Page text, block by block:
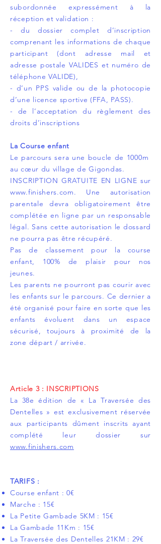
subordonnée expressément à la
réception et validation :
- du dossier complet d’inscription
comprenant les informations de chaque
participant (dont adresse mail et
adresse postale VALIDES et numéro de
téléphone VALIDE),
- d’un PPS valide ou de la photocopie
d’une licence sportive (FFA, PASS).
- de l’acceptation du règlement des
droits d’inscriptions
La Course enfant
Le parcours sera une boucle de 1000m
au cœur du village de Gigondas.
INSCRIPTION GRATUITE EN LIGNE sur
www.finishers.com. Une autorisation
parentale devra obligatoirement être
complétée en ligne par un responsable
légal. Sans cette autorisation le dossard
ne pourra pas être récupéré.
Pas de classement pour la course
enfant, 100% de plaisir pour nos
jeunes.
Les parents ne pourront pas courir avec
les enfants sur le parcours. Ce dernier a
été organisé pour faire en sorte que les
enfants évoluent dans un espace
sécurisé, toujours à proximité de la
zone départ / arrivée.
Article 3 : INSCRIPTIONS
La 38e édition de « La Traversée des
Dentelles » est exclusivement réservée
aux participants dûment inscrits ayant
complété leur dossier sur
www.finishers.com
TARIFS :
Course enfant : 0€
Marche : 15€
La Petite Gambade 5KM : 15€
La Gambade 11Km : 15€
La Traversée des Dentelles 21KM : 29€